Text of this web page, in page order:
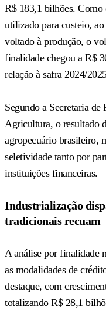
R$ 183,1 bilhões. Como
utilizado para custeio,
voltado à produção, o
finalidade chegou a R$
relação à safra 2024/
Segundo a Secretaria
Agricultura, o resultado
agropecuário brasileiro,
seletividade tanto por
instituições financeiras.
Industrialização
tradicionais recuam
A análise por finalidade
as modalidades de
destaque, com
totalizando R$ 28,1